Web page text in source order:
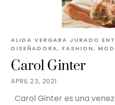
APRIL 23, 2021
Carol Ginter
ALIDA VERGARA JURADO
DISEÑADORA, FASHION,
Carol Ginter es una